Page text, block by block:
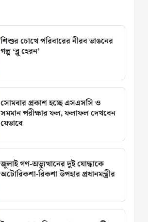
শিশুর চোখে পরিবারের নীরব ভাঙনের
গল্প ‘ব্লু হেরন’
সোমবার প্রকাশ হচ্ছে এসএসসি ও
সমমান পরীক্ষার ফল, ফলাফল দেখবেন
যেভাবে
জুলাই গণ-অভ্যুত্থানের দুই যোদ্ধাকে
অটোরিকশা-রিকশা উপহার প্রধানমন্ত্রীর